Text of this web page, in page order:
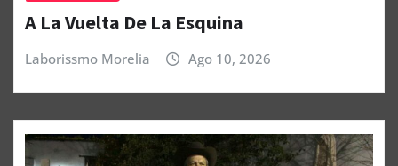
A La Vuelta De La Esquina
Laborissmo Morelia Ago 10, 2026